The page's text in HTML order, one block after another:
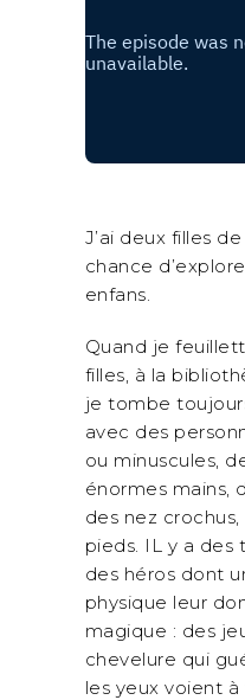
J’ai deux filles
chance
enfans.
Quand je
filles, à la
je tombe
avec des
ou minuscules,
énormes mains,
des nez
pieds. IL y a des
des héros dont
physique leur
magique : des
chevelure qui
les yeux voient à